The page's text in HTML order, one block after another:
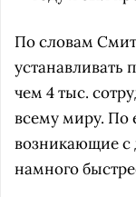
По словам
устанавливать
чем 4 тыс.
всему миру. По
возникающие
намного